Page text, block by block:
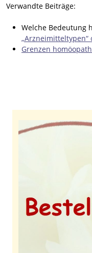
Verwandte Beiträge:
Welche Bedeutung
„Arzneimitteltypen“
Grenzen